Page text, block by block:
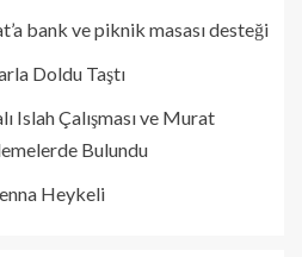
bank ve piknik masası desteği
Doldu Taştı
Islah Çalışması ve Murat
Bulundu
Heykeli